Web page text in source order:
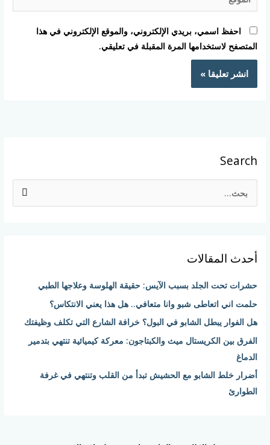
احفظ اسمي، بريدي الإلكتروني، والموقع الإلكتروني في هذا
المتصفح لاستخدامها المرة المقبلة في تعليقي.
Search
ث
ن
:
أحدث المقالات
حشرات تحت الجلد بسبب الآيس: حقيقة الهلوسة وعلاجها الطبي
حلمت اني اتعاطى شبو وانا متعافي.. هل هذا يعني الانتكاس؟
هل الفوار يبطل الشابو في البول؟ خرافة الشارع التي تكلف وظيفتك
الفرق بين الكريستال ميث والكبتاجون: معركة كيميائية تنتهي بتدمير
الدماغ
أضرار خلط الشابو مع الحشيش تبدأ من القلب وتنتهي في غرفة
الطوارئ